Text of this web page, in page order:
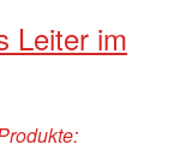
Leiter im